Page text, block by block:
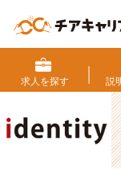
求人を探す 説